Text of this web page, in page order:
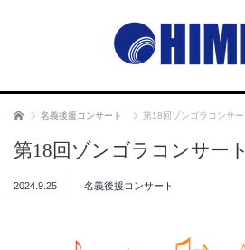
ホーム 名義後援コンサート 第18回ゾンゴラコンサー
第18回ゾンゴラコンサート
2024.9.25 名義後援コンサート